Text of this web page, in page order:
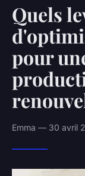
Quels
pour
Emma — 30 avril